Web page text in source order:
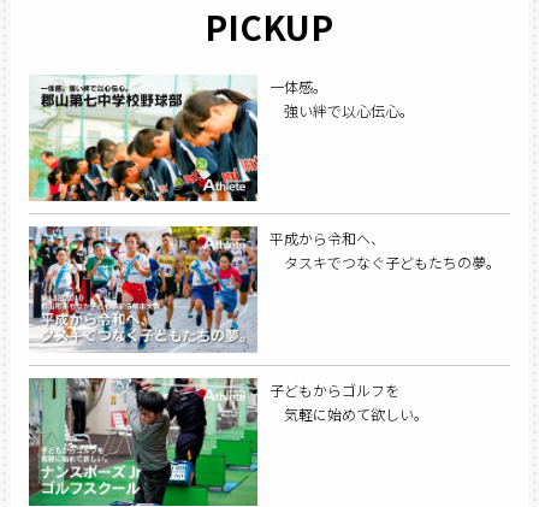
PICKUP
一体感。
強い絆で以心伝心。
平成から令和へ、
タスキでつなぐ子どもたちの夢。
子どもからゴルフを
気軽に始めて欲しい。